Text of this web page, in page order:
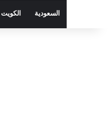
السعودية الكويت